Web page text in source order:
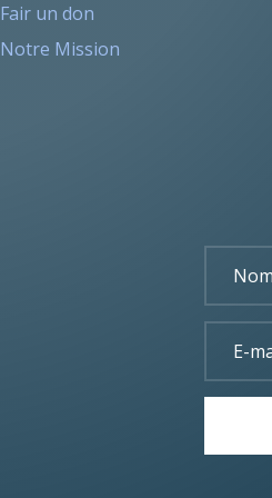
Fair un don
Notre Mission